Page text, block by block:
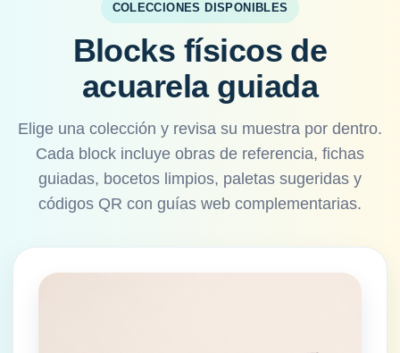
COLECCIONES DISPONIBLES
Blocks físicos de
acuarela guiada
Elige una colección y revisa su muestra por dentro.
Cada block incluye obras de referencia, fichas
guiadas, bocetos limpios, paletas sugeridas y
códigos QR con guías web complementarias.